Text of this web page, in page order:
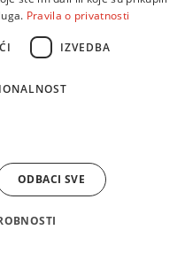
Pravila o privatnosti
IZVEDBA
ODBACI SVE